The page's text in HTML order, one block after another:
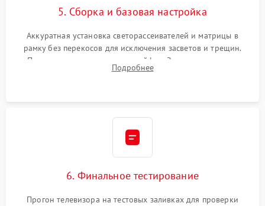
5. Сборка и базовая настройка
Аккуратная установка светорассеивателей и матрицы в
рамку без перекосов для исключения засветов и трещин.
Подключение внутренних шлейфов. Закрытие корпуса.
Сброс настроек и обновление программного обеспечения.
Подробнее
6. Финальное тестирование
Прогон телевизора на тестовых заливках для проверки